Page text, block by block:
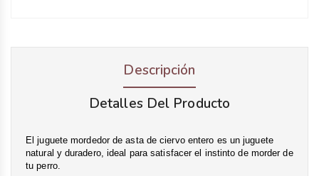
Descripción
Detalles Del Producto
El juguete mordedor de asta de ciervo entero es un juguete
natural y duradero, ideal para satisfacer el instinto de morder de
tu perro.